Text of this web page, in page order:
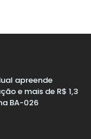
apreende
e mais de R$ 1,3
BA-026